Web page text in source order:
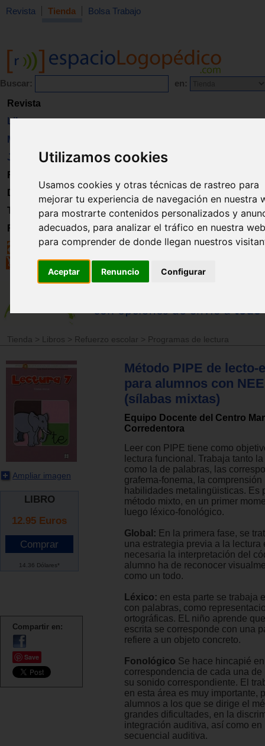
Utilizamos cookies
Usamos cookies y otras técnicas de rastreo para
mejorar tu experiencia de navegación en nuestra
para mostrarte contenidos personalizados y
adecuados, para analizar el tráfico en nuestra
para comprender de donde llegan nuestros
Aceptar Renuncio Configurar
Revista Tienda Bolsa Trabajo
Buscar: en:
Revista
Libros
Material
Juguetes
Formación
Directorio
Trabajo
Registro
Tienda > Libros > Refuerzo escolar > Programas de lectura
Ampliar imagen
LIBRO
12.95 Euros
14.36 Dólares*
Compartir en:
Save
Método PIPE de lecto-
para alumnos con
(sílabas mixtas)
Equipo Docente del Centro
Corredentora
Leer con PIPE tiene como
lectura funcional. Trabaja tanto
como la de palabras, las
grafema-fonema, la comprensión
habilidades metalingüisticas. Es
método mixto, en un primer
luego léxico-fonológico.
Global: En la primera fase, se
una estrategia previa a la lectura
necesaria la interpretación del
alumno ha de reconocer
como un todo.
Léxico: en esta parte se trabaja
con palabras, como
ortográficas. EL niño aprende
escrita se corresponde con una
refiere a un objeto concreto.
Fonológico Se hace hincapié
correspondencia de cada una de
su sonido correspondiente. El
en esta área es muy importante,
alumnos a los que se dirige el
grandes dificultades, en la
integración auditiva, así como en
secuencial auditiva.